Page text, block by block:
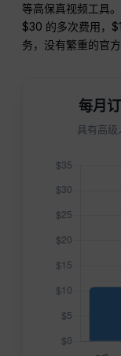
等高保真视频工具
$30 的多次费用，
务，没有繁重的官
每月
具有高